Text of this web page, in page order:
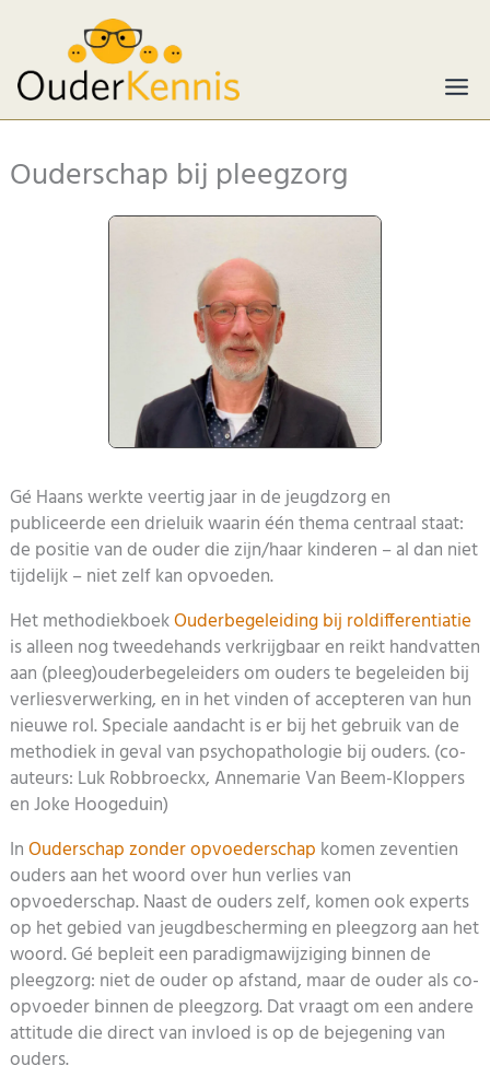
inhoud
Ouderschap bij pleegzorg
Gé Haans werkte veertig jaar in de jeugdzorg en
publiceerde een drieluik waarin één thema centraal staat:
de positie van de ouder die zijn/haar kinderen – al dan niet
tijdelijk – niet zelf kan opvoeden.
Het methodiekboekOuderbegeleiding bij roldifferentiatie
is alleen nog tweedehands verkrijgbaar en reikt handvatten
aan (pleeg)ouderbegeleiders om ouders te begeleiden bij
verliesverwerking, en in het vinden of accepteren van hun
nieuwe rol. Speciale aandacht is er bij het gebruik van de
methodiek in geval van psychopathologie bij ouders. (co-
auteurs: Luk Robbroeckx, Annemarie Van Beem-Kloppers
en Joke Hoogeduin)
InOuderschap zonder opvoederschap komen zeventien
ouders aan het woord over hun verlies van
opvoederschap. Naast de ouders zelf, komen ook experts
op het gebied van jeugdbescherming en pleegzorg aan het
woord. Gé bepleit een paradigmawijziging binnen de
pleegzorg: niet de ouder op afstand, maar de ouder als co-
opvoeder binnen de pleegzorg. Dat vraagt om een andere
attitude die direct van invloed is op de bejegening van
ouders.